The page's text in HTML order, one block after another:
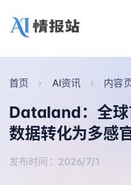
首页 AI资讯 内容
Dataland：全球
数据转化为多感
发布时间：2026/7/1